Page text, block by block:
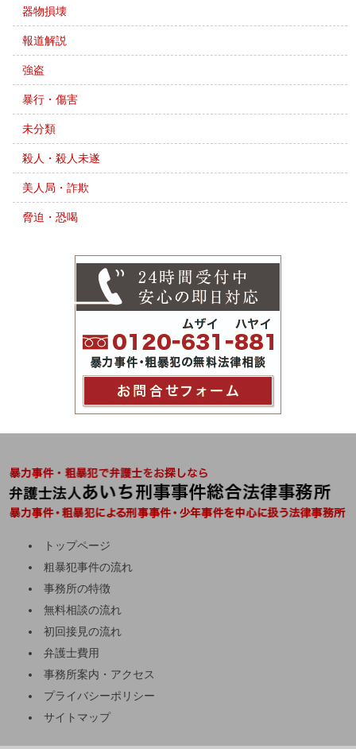
器物損壊
報道解説
強盗
暴行・傷害
未分類
殺人・殺人未遂
美人局・詐欺
脅迫・恐喝
トップページ
粗暴犯事件の流れ
事務所の特徴
無料相談の流れ
初回接見の流れ
弁護士費用
事務所案内・アクセス
プライバシーポリシー
サイトマップ